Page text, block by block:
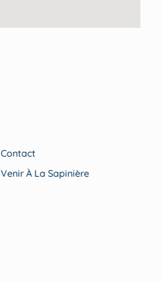
Contact
Venir À La Sapinière